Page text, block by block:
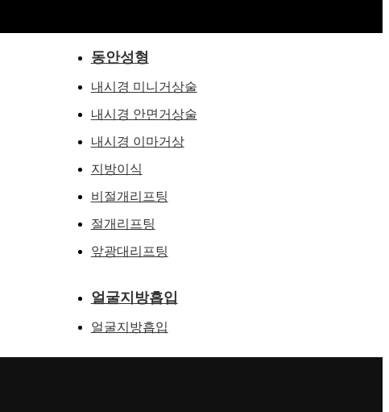
동안성형
내시경 미니거상술
내시경 안면거상술
내시경 이마거상
지방이식
비절개리프팅
절개리프팅
앞광대리프팅
얼굴지방흡입
얼굴지방흡입